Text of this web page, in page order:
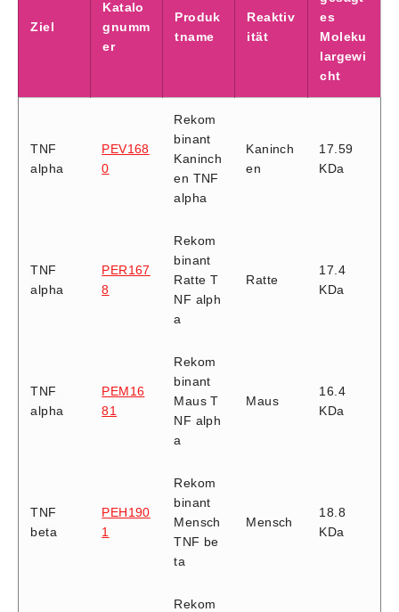
Ziel
Katalo
gnumm
er
Produk
tname
Reaktiv
ität
es
Moleku
largewi
cht
TNF
alpha
PEV168
0
Rekom
binant
Kaninch
en TNF
alpha
Kaninch
en
17.59
KDa
TNF
alpha
PER167
8
Rekom
binant
Ratte T
NF alph
a
Ratte
17.4
KDa
TNF
alpha
PEM16
81
Rekom
binant
Maus T
NF alph
a
Maus
16.4
KDa
TNF
beta
PEH190
1
Rekom
binant
Mensch
TNF be
ta
Mensch
18.8
KDa
Rekom